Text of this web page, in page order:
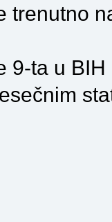
trenutno
9-ta u